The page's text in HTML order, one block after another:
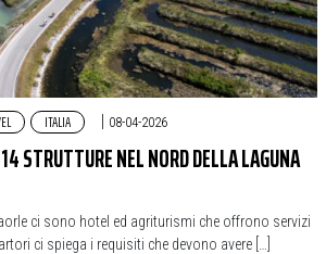
ITALIA | 08-04-2026
STRUTTURE NEL NORD DELLA LAGUNA
ci sono hotel ed agriturismi che offrono servizi
ci spiega i requisiti che devono avere […]